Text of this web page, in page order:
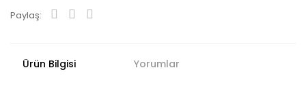
Paylaş:
Ürün Bilgisi Yorumlar